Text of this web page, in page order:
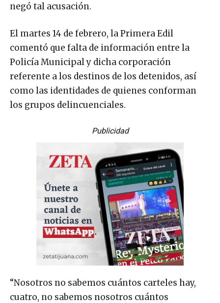
negó tal acusación.
El martes 14 de febrero, la Primera Edil
comentó que falta de información entre la
Policía Municipal y dicha corporación
referente a los destinos de los detenidos, así
como las identidades de quienes conforman
los grupos delincuenciales.
Publicidad
“Nosotros no sabemos cuántos carteles hay,
cuatro, no sabemos nosotros cuántos